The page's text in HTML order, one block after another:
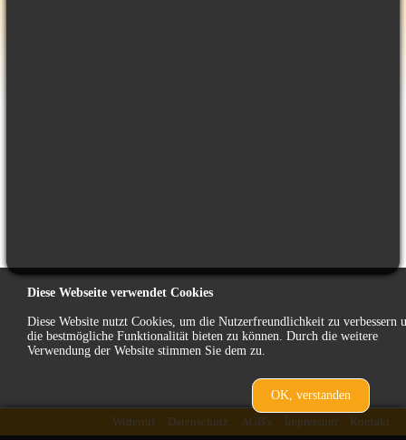
zurück
Kontakt
Impressum
AGB's
Datenschutz
Widerruf
Diese Webseite verwendet Cookies
Diese Website nutzt Cookies, um die Nutzerfreundlichkeit zu verbessern
die bestmögliche Funktionalität bieten zu können. Durch die weitere
Verwendung der Website stimmen Sie dem zu.
OK, verstanden